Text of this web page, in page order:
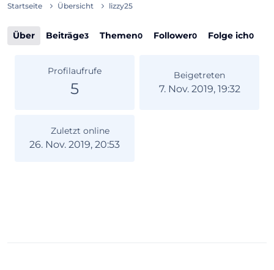
Startseite Übersicht lizzy25
Über Beiträge3 Themen0 Follower0 Folge ich0
Profilaufrufe
5
Beigetreten
7. Nov. 2019, 19:32
Zuletzt online
26. Nov. 2019, 20:53